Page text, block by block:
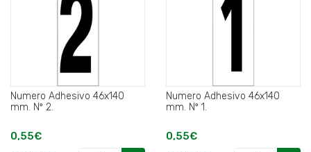
Numero Adhesivo 46x140
mm. Nº 2.
0,55€
Numero Adhesivo 46x140
mm. Nº 1.
0,55€